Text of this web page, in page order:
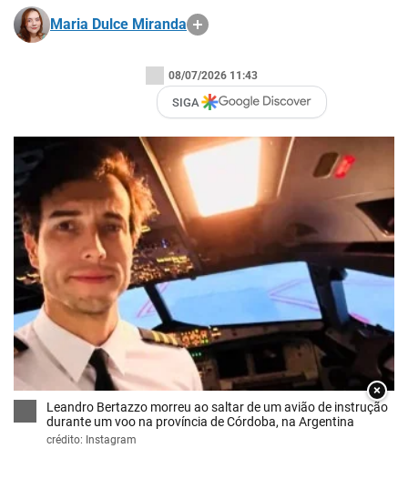
Maria Dulce Miranda
08/07/2026 11:43
SIGA
×
Leandro Bertazzo morreu ao saltar de um avião de instrução
durante um voo na província de Córdoba, na Argentina
crédito: Instagram